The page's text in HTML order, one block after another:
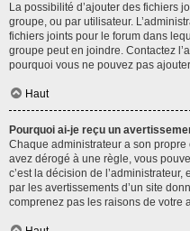
La possibilité d’ajouter des fichiers
groupe, ou par utilisateur.
fichiers joints pour le forum dans
groupe peut en joindre. Contactez
pourquoi vous ne pouvez pas
Haut
Pourquoi ai-je reçu un
Chaque administrateur a son
avez dérogé à une règle, vous
c’est la décision de
par les avertissements d’un site
comprenez pas les raisons de votre